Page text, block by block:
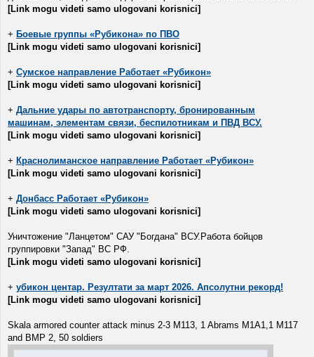
[Link mogu videti samo ulogovani korisnici]
+ Боевые группы «Рубикона» по ПВО
[Link mogu videti samo ulogovani korisnici]
+ Сумское направление Работает «Рубикон»
[Link mogu videti samo ulogovani korisnici]
+ Дальние удары по автотранспорту, бронированным
машинам, элементам связи, беспилотникам и ПВД ВСУ.
[Link mogu videti samo ulogovani korisnici]
+ Краснолиманское направление Работает «Рубикон»
[Link mogu videti samo ulogovani korisnici]
+ Донбасс Работает «Рубикон»
[Link mogu videti samo ulogovani korisnici]
Уничтожение "Ланцетом" САУ "Богдана" ВСУ.Работа бойцов
группировки "Запад" ВС РФ.
[Link mogu videti samo ulogovani korisnici]
+ убикон центар. Резултати за март 2026. Апсолутни рекорд!
[Link mogu videti samo ulogovani korisnici]
Skala armored counter attack minus 2-3 M113, 1 Abrams M1A1,1 M117
and BMP 2, 50 soldiers